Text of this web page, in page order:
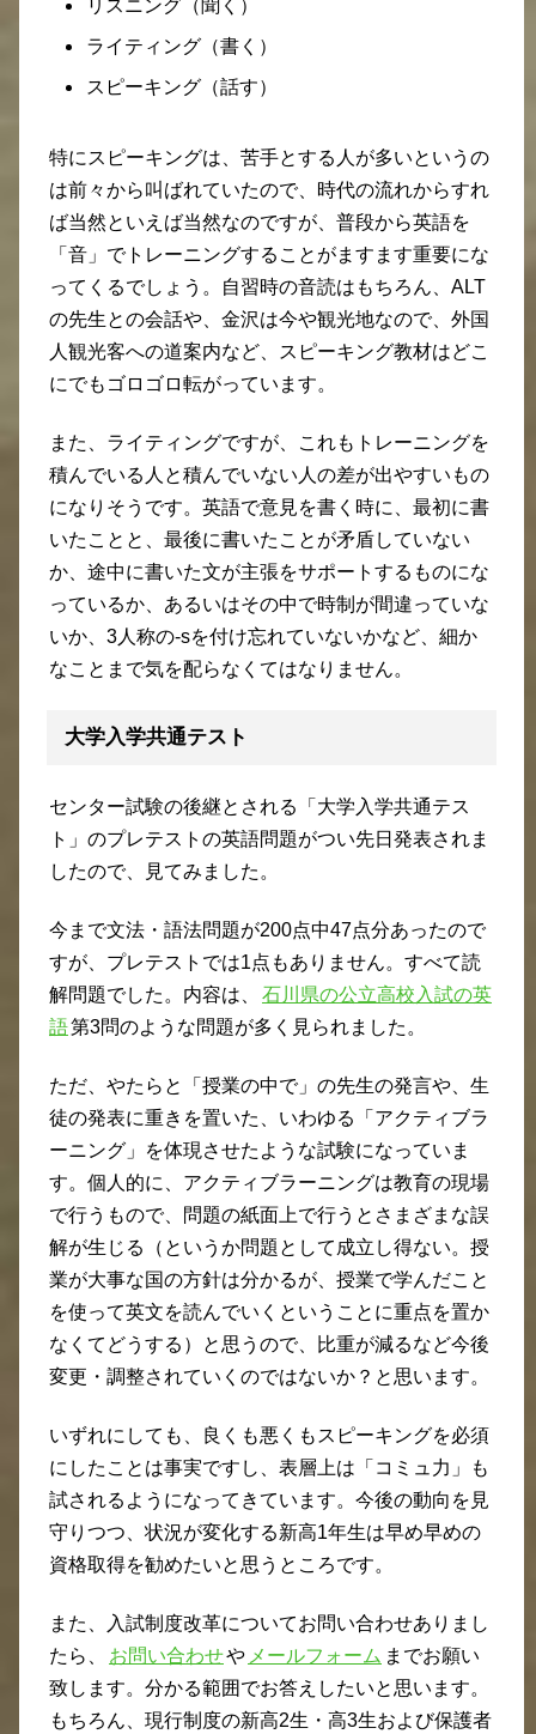
リスニング（聞く）
ライティング（書く）
スピーキング（話す）
特にスピーキングは、苦手とする人が多いというの
は前々から叫ばれていたので、時代の流れからすれ
ば当然といえば当然なのですが、普段から英語を
「音」でトレーニングすることがますます重要にな
ってくるでしょう。自習時の音読はもちろん、ALT
の先生との会話や、金沢は今や観光地なので、外国
人観光客への道案内など、スピーキング教材はどこ
にでもゴロゴロ転がっています。
また、ライティングですが、これもトレーニングを
積んでいる人と積んでいない人の差が出やすいもの
になりそうです。英語で意見を書く時に、最初に書
いたことと、最後に書いたことが矛盾していない
か、途中に書いた文が主張をサポートするものにな
っているか、あるいはその中で時制が間違っていな
いか、3人称の-sを付け忘れていないかなど、細か
なことまで気を配らなくてはなりません。
大学入学共通テスト
センター試験の後継とされる「大学入学共通テス
ト」のプレテストの英語問題がつい先日発表されま
したので、見てみました。
今まで文法・語法問題が200点中47点分あったので
すが、プレテストでは1点もありません。すべて読
解問題でした。内容は、
石川県の公立高校入試の英
語第3問のような問題が多く見られました。
ただ、やたらと「授業の中で」の先生の発言や、生
徒の発表に重きを置いた、いわゆる「アクティブラ
ーニング」を体現させたような試験になっていま
す。個人的に、アクティブラーニングは教育の現場
で行うもので、問題の紙面上で行うとさまざまな誤
解が生じる（というか問題として成立し得ない。授
業が大事な国の方針は分かるが、授業で学んだこと
を使って英文を読んでいくということに重点を置か
なくてどうする）と思うので、比重が減るなど今後
変更・調整されていくのではないか？と思います。
いずれにしても、良くも悪くもスピーキングを必須
にしたことは事実ですし、表層上は「コミュ力」も
試されるようになってきています。今後の動向を見
守りつつ、状況が変化する新高1年生は早め早めの
資格取得を勧めたいと思うところです。
また、入試制度改革についてお問い合わせありまし
たら、
お問い合わせや メールフォーム までお願い
致します。分かる範囲でお答えしたいと思います。
もちろん、現行制度の新高2生・高3生および保護者